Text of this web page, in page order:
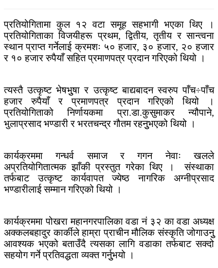
प्रतियोगितामा कुल १२ वटा समूह सहभागी भएका थिए ।
प्रतियोगिताका विजयीहरू प्रथम, द्वितीय, तृतीय र सान्त्वना
स्थान प्राप्त गर्नेलाई क्रमशः ५० हजार, ३० हजार, २० हजार
र १० हजार रुपैयाँ सहित प्रमाणपत्र प्रदान गरिएको थियो ।
त्यस्तै उत्कृष्ट भेषभुुषा र उत्कृष्ट बाद्यबादन स्वरुप पाँच÷पाँच
हजार रुपैयाँ र प्रमाणपत्र प्रदान गरिएको थियो ।
प्रतियोगिताको निर्णायकमा प्रा.डा.कुसुमाकर न्यौपाने,
भुलाप्रसाद भण्डारी र भरतचन्द्र गौतम रहनुुभएको थियो ।
कार्यक्रममा गन्धर्व समाज र गगन नेवाः खलले
अप्रतियोगितात्मक झाँकी प्रस्तुत गरेका थिए । संस्थाका
तर्फबाट उत्कृष्ट कार्यवापत ज्येष्ठ नागरिक अग्नीप्रसाद
भण्डारीलाई सम्मान गरिएको थियो ।
कार्यक्रममा पोखरा महानगरपालिका वडा नं ३२ का वडा अध्यक्ष
अक्कलबहादुर कार्कीले हाम्रा प्राचीन मौलिक संस्कृति जोगाउनुु
आवश्यक भएको बताउँदै त्यसका लागि वडाका तर्फबाट सक्दो
सहयोग गर्ने प्रतिवद्धता व्यक्त गर्नुुभयो ।